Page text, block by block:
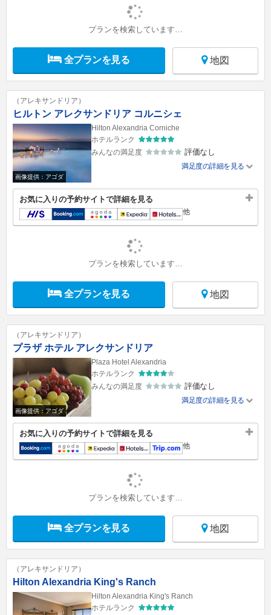
プランを検索しています…
全プランを見る 地図
（アレキサンドリア）
ヒルトン アレクサンドリア コルニシェ
画像提供：アゴダ
Hilton Alexandria Corniche
ホテルランク
みんなの満足度
評価なし
満足度の詳細を見る
お気に入りの予約サイトで詳細を見る
他
プランを検索しています…
全プランを見る 地図
（アレキサンドリア）
プラザ ホテル アレクサンドリア
画像提供：アゴダ
Plaza Hotel Alexandria
ホテルランク
みんなの満足度
評価なし
満足度の詳細を見る
お気に入りの予約サイトで詳細を見る
他
プランを検索しています…
全プランを見る 地図
（アレキサンドリア）
Hilton Alexandria King's Ranch
Hilton Alexandria King's Ranch
ホテルランク